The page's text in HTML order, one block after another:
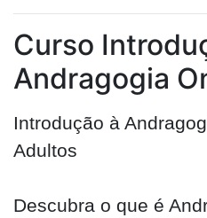
Curso
Andragogia
Introdução à
Adultos
Descubra o que é